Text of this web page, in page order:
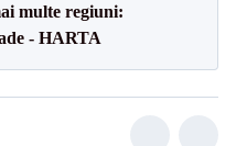
multe regiuni:
- HARTA